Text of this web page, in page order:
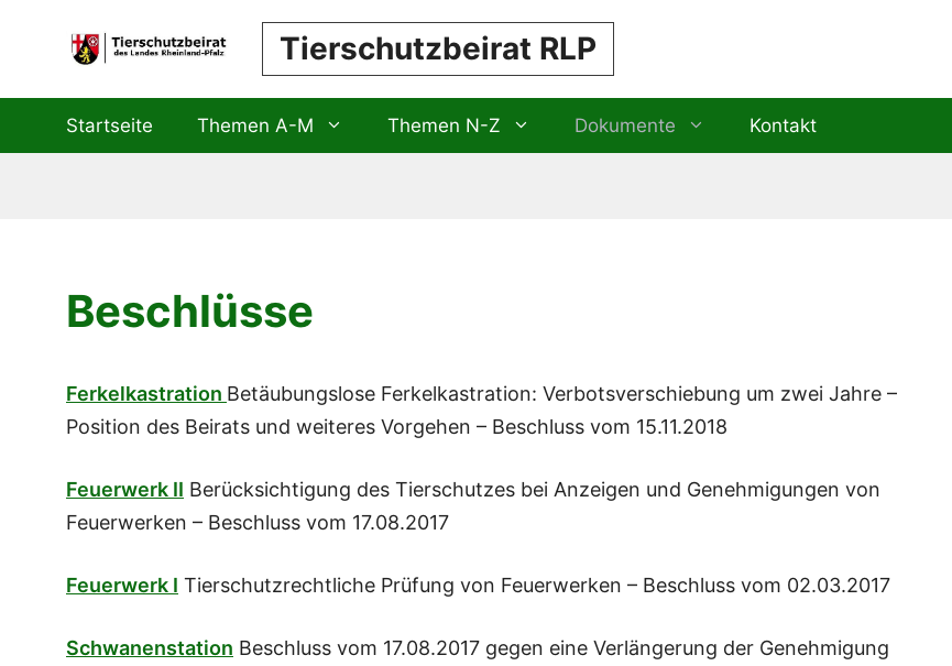
Tierschutzbeirat RLP
Startseite Themen A-M Themen N-Z Dokumente Kontakt
Beschlüsse
Ferkelkastration Betäubungslose Ferkelkastration: Verbotsverschiebung um zwei Jahre –
Position des Beirats und weiteres Vorgehen – Beschluss vom 15.11.2018
Feuerwerk II Berücksichtigung des Tierschutzes bei Anzeigen und Genehmigungen von
Feuerwerken – Beschluss vom 17.08.2017
Feuerwerk I Tierschutzrechtliche Prüfung von Feuerwerken – Beschluss vom 02.03.2017
Schwanenstation Beschluss vom 17.08.2017 gegen eine Verlängerung der Genehmigung